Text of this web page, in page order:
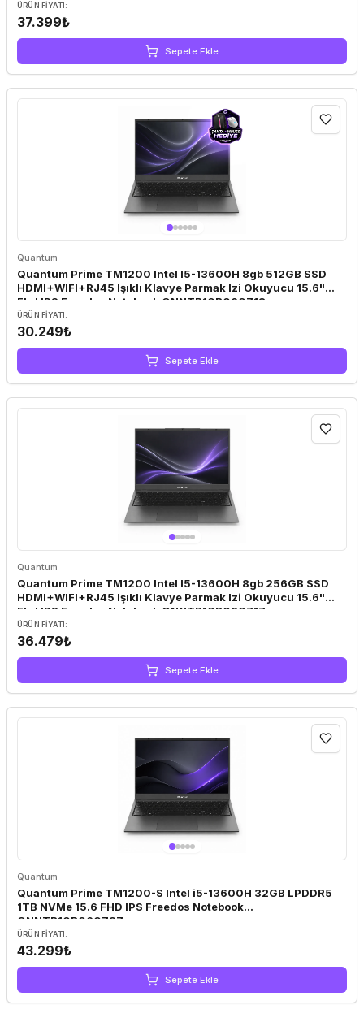
ÜRÜN FIYATI:
37.399₺
Sepete Ekle
Quantum
Quantum Prime TM1200 Intel I5-13600H 8gb 512GB SSD
HDMI+WIFI+RJ45 Işıklı Klavye Parmak Izi Okuyucu 15.6"
Fhd IPS Freedos Notebook QNNTB10B060718
ÜRÜN FIYATI:
30.249₺
Sepete Ekle
Quantum
Quantum Prime TM1200 Intel I5-13600H 8gb 256GB SSD
HDMI+WIFI+RJ45 Işıklı Klavye Parmak Izi Okuyucu 15.6"
Fhd IPS Freedos Notebook QNNTB10B060717
ÜRÜN FIYATI:
36.479₺
Sepete Ekle
Quantum
Quantum Prime TM1200-S Intel i5-13600H 32GB LPDDR5
1TB NVMe 15.6 FHD IPS Freedos Notebook
QNNTB10B060787
ÜRÜN FIYATI:
43.299₺
Sepete Ekle